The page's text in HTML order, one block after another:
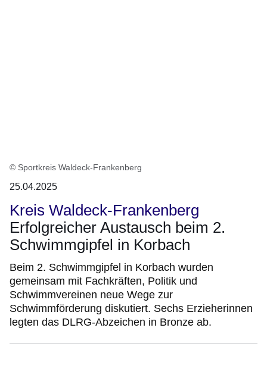
© Sportkreis Waldeck-Frankenberg
25.04.2025
Kreis Waldeck-Frankenberg
Erfolgreicher Austausch beim 2.
Schwimmgipfel in Korbach
Beim 2. Schwimmgipfel in Korbach wurden
gemeinsam mit Fachkräften, Politik und
Schwimmvereinen neue Wege zur
Schwimmförderung diskutiert. Sechs Erzieherinnen
legten das DLRG-Abzeichen in Bronze ab.